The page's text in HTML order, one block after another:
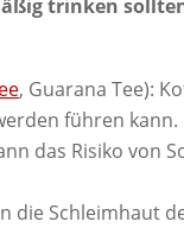
trinken
, Guarana Tee):
führen kann.
das Risiko von
die Schleimhaut